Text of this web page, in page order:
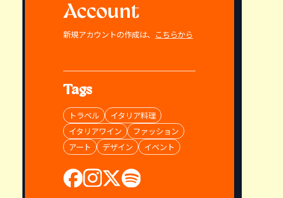
Account
新規アカウントの作成は、 こちらから
Tags
トラベル
イタリア料理
イタリアワイン
ファッション
アート
デザイン イベント